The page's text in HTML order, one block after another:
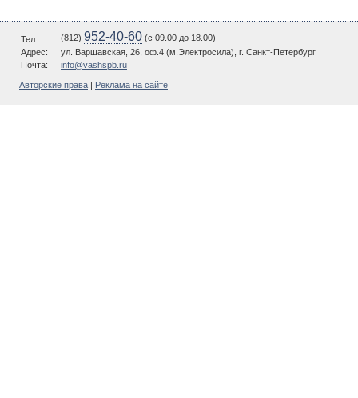
Тел: (812) 952-40-60 (c 09.00 до 18.00)
Адрес:
ул. Варшавская, 26, оф.4 (м.Электросила), г. Санкт-Петербург
Почта:
info@vashspb.ru
Авторские права Реклама на сайте